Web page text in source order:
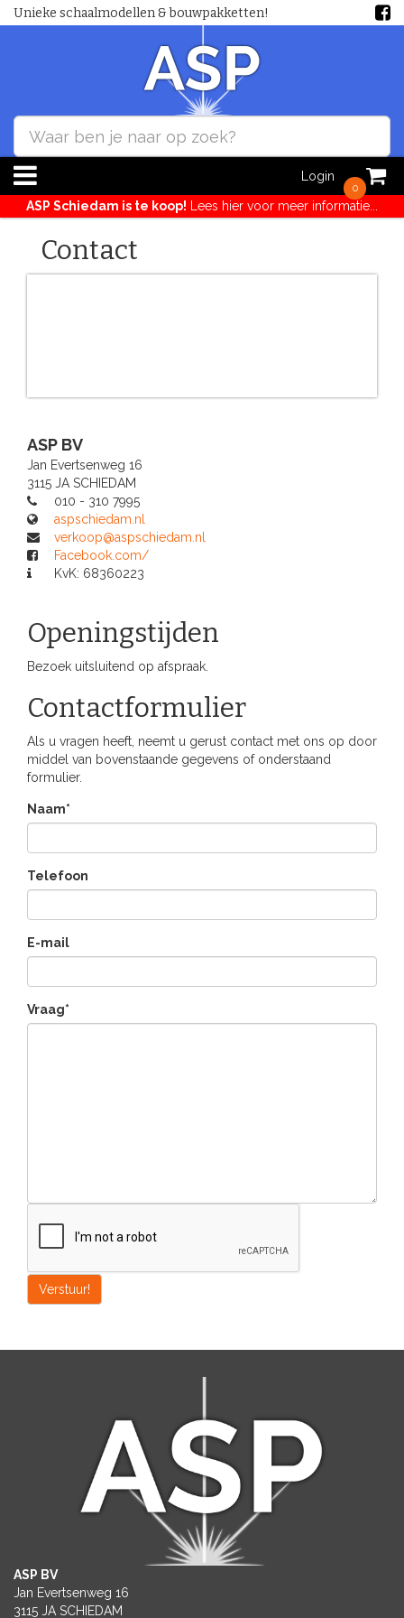
Unieke schaalmodellen & bouwpakketten!
0
Login
ASP Schiedam is te koop! Lees hier voor meer informatie...
Contact
ASP BV
Jan Evertsenweg 16
3115 JA SCHIEDAM
010 - 310 7995
aspschiedam.nl
verkoop@aspschiedam.nl
Facebook.com/
KvK: 68360223
Openingstijden
Bezoek uitsluitend op afspraak.
Contactformulier
Als u vragen heeft, neemt u gerust contact met ons op door
middel van bovenstaande gegevens of onderstaand
formulier.
Naam*
Telefoon
E-mail
Vraag*
Verstuur!
ASP BV
Jan Evertsenweg 16
3115 JA SCHIEDAM